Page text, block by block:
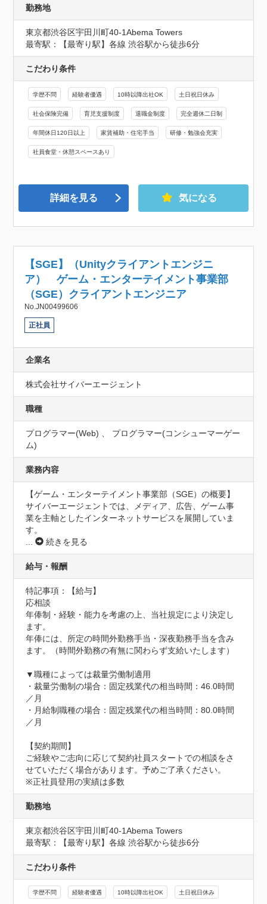
勤務地
東京都渋谷区宇田川町40-1Abema Towers
最寄駅：【最寄り駅】各線 渋谷駅から徒歩6分
こだわり条件
学歴不問 経験者優遇 10時以降出社OK 土日祝日休み
社会保険完備 育児支援制度 退職金制度 完全週休二日制
年間休日120日以上 家賃補助・住宅手当 研修・勉強会充実
社員食堂・休憩スペースあり
詳細を見る 気になる
【SGE】（Unityクライアントエンジニ
ア） ゲーム・エンターテイメント事業部
（SGE）クライアントエンジニア
No.JN00499606
正社員
企業名
株式会社サイバーエージェント
職種
プログラマー(Web) 、 プログラマー(コンシューマーゲー
ム)
業務内容
【ゲーム・エンターテイメント事業部（SGE）の概要】
サイバーエージェントでは、メディア、広告、ゲーム事
業を主軸としたインターネットサービスを展開していま
...
続きを見る
給与・報酬
特記事項：【給与】
応相談
年俸制・経験・能力を考慮の上、当社規定により決定し
ます。
年俸には、所定の時間外勤務手当・深夜勤務手当を含み
ます。（時間外勤務の有無に関わらず支給いたします）
▼職種によっては裁量労働制適用
・裁量労働制の場合：固定残業代の相当時間：46.0時間
／月
・月給制職種の場合：固定残業代の相当時間：80.0時間
／月
【契約期間】
ご経験やご志向に応じて契約社員スタートでの相談をさ
せていただく場合があります。予めご了承ください。
※正社員登用の実績は多数
勤務地
東京都渋谷区宇田川町40-1Abema Towers
最寄駅：【最寄り駅】各線 渋谷駅から徒歩6分
こだわり条件
学歴不問 経験者優遇 10時以降出社OK 土日祝日休み